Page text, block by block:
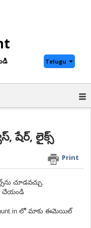
Telugu
షేర్, లైక్స్
Print
చూడవచ్చు.
చేయండి
లో మాకు ఈమెయిల్